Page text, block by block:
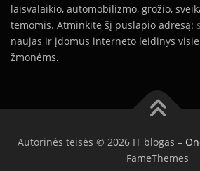
laisvalaikio, automobilizmo, grožio,
temomis. Atminkite šį puslapio adresą:
naujas ir įdomus interneto leidinys
žmonėms.
Autorinės teisės © 2026 IT blogas –
FameThemes